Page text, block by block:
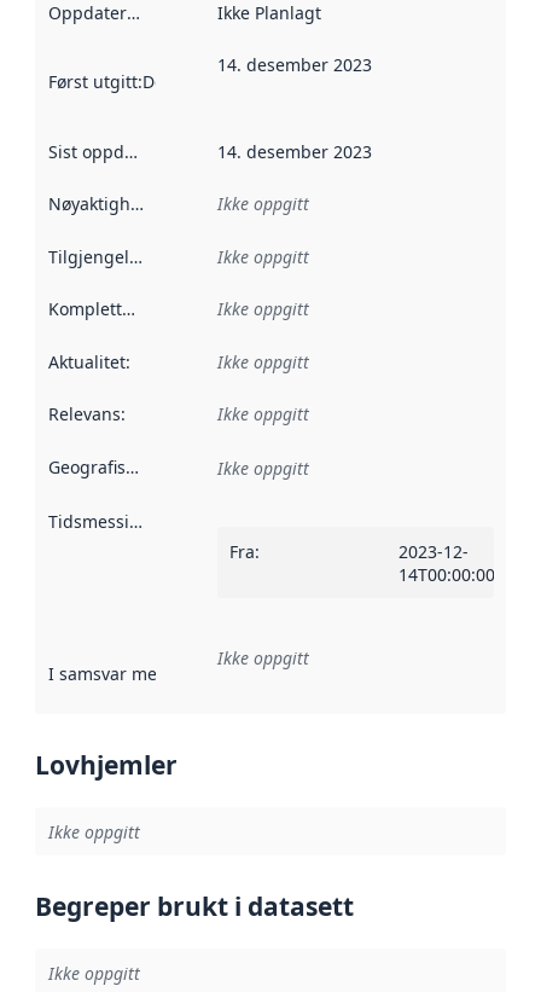
Oppdateringsfrekvens :
Ikke Planlagt
Først utgitt:Denne datoen sier når dataene i dette
14. desember 2023
Sist oppdatert 14. desember 2023
Nøyaktighet Ikke oppgitt
Tilgjengelighet Ikke oppgitt
Kompletthet Ikke oppgitt
Aktualitet: Ikke oppgitt
Relevans: Ikke oppgitt
Geografisk avgrensning :
Ikke oppgitt
Tidsmessig avgrensning
Fra:
2023-12-
14T00:00:00Z
I samsvar med Referanse til en implementasjonsregel
Ikke oppgitt
Lovhjemler
Ikke oppgitt
Begreper brukt i datasett
Ikke oppgitt